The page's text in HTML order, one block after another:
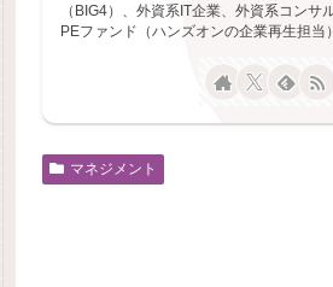
（BIG4）、外資系IT企業、外資系コンサ
PEファンド（ハンズオンの企業再生担当）
マネジメント